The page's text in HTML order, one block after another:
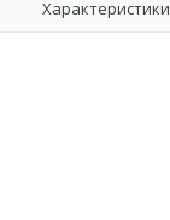
Характеристики